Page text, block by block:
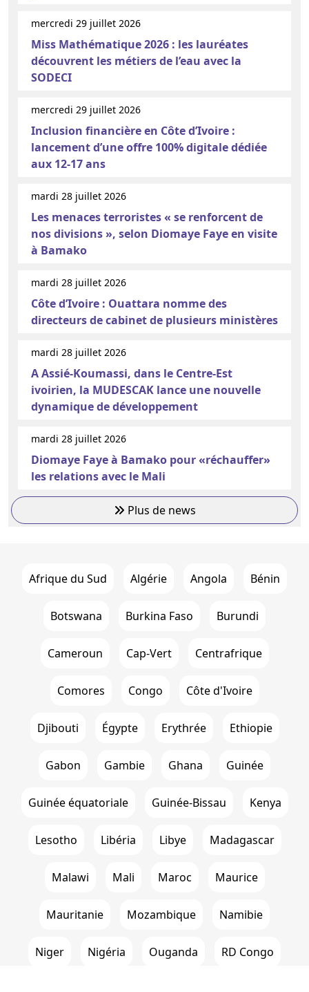
mercredi 29 juillet 2026
Miss Mathématique 2026 : les lauréates
découvrent les métiers de l’eau avec la
SODECI
mercredi 29 juillet 2026
Inclusion financière en Côte d’Ivoire :
lancement d’une offre 100% digitale dédiée
aux 12-17 ans
mardi 28 juillet 2026
Les menaces terroristes « se renforcent de
nos divisions », selon Diomaye Faye en visite
à Bamako
mardi 28 juillet 2026
Côte d’Ivoire : Ouattara nomme des
directeurs de cabinet de plusieurs ministères
mardi 28 juillet 2026
A Assié-Koumassi, dans le Centre-Est
ivoirien, la MUDESCAK lance une nouvelle
dynamique de développement
mardi 28 juillet 2026
Diomaye Faye à Bamako pour «réchauffer»
les relations avec le Mali
Plus de news
Afrique du Sud Algérie Angola Bénin
Botswana Burkina Faso Burundi
Cameroun Cap-Vert Centrafrique
Comores Congo Côte d'Ivoire
Djibouti Égypte Erythrée Ethiopie
Gabon Gambie Ghana Guinée
Guinée équatoriale Guinée-Bissau Kenya
Lesotho Libéria Libye Madagascar
Malawi Mali Maroc Maurice
Mauritanie Mozambique Namibie
Niger Nigéria Ouganda RD Congo